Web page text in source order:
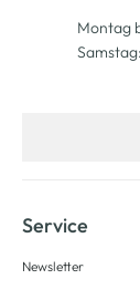
Montag
Service
Newsletter